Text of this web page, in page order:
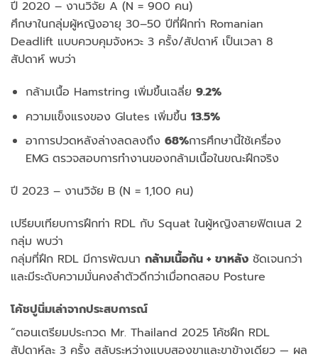
ปี 2020 – งานวิจัย A (N = 900 คน)
ศึกษาในกลุ่มผู้หญิงอายุ 30–50 ปีที่ฝึกท่า Romanian
Deadlift แบบควบคุมจังหวะ 3 ครั้ง/สัปดาห์ เป็นเวลา 8
สัปดาห์ พบว่า
กล้ามเนื้อ Hamstring เพิ่มขึ้นเฉลี่ย 9.2%
ความแข็งแรงของ Glutes เพิ่มขึ้น 13.5%
อาการปวดหลังล่างลดลงถึง 68%การศึกษานี้ใช้เครื่อง
EMG ตรวจสอบการทำงานของกล้ามเนื้อในขณะฝึกจริง
ปี 2023 – งานวิจัย B (N = 1,100 คน)
เปรียบเทียบการฝึกท่า RDL กับ Squat ในผู้หญิงสายฟิตเนส 2
กลุ่ม พบว่า
กลุ่มที่ฝึก RDL มีการพัฒนา กล้ามเนื้อก้น + ขาหลัง ชัดเจนกว่า
และมีระดับความมั่นคงลำตัวดีกว่าเมื่อทดสอบ Posture
โค้ชปูนิ่มเล่าจากประสบการณ์
“ตอนเตรียมประกวด Mr. Thailand 2025 โค้ชฝึก RDL
สัปดาห์ละ 3 ครั้ง สลับระหว่างแบบสองขาและขาข้างเดียว — ผล